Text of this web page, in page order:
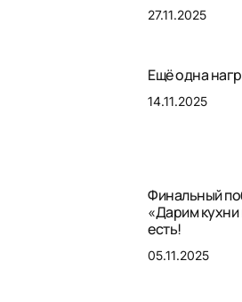
27.11.2025
Ещё одна
14.11.2025
Финальный
«Дарим
есть!
05.11.2025